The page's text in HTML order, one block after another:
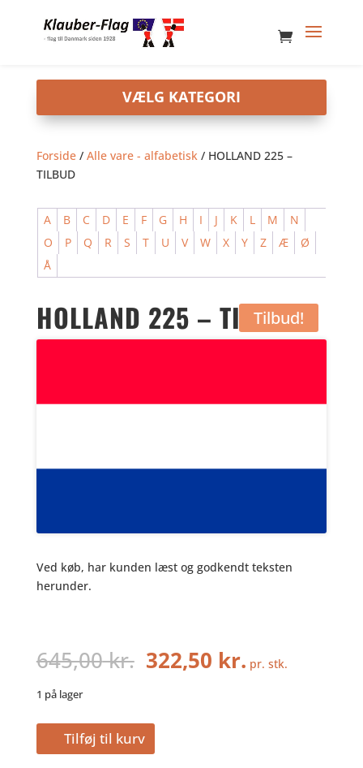
Forside/ Alle vare - alfabetisk/ HOLLAND 225 –
TILBUD
A B C D E F G H I J K L M
N
O
P Q R S T U V W X Y Z Æ
Ø
Å
HOLLAND 225 – TILBUD
Tilbud!
Ved køb, har kunden læst og godkendt teksten
herunder.
645,00kr. Den
oprindelige
645,00
kr..
322,50 kr.Den
aktuelle
pr. stk.
1 på lager
HOLLAND
225
Tilføj til kurv